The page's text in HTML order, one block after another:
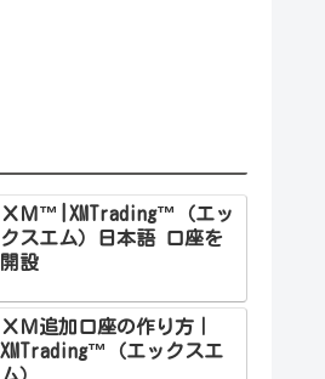
ＸＭ™|XMTrading™（エッ
クスエム）日本語 口座を
開設
ＸＭ追加口座の作り方｜
XMTrading™（エックスエ